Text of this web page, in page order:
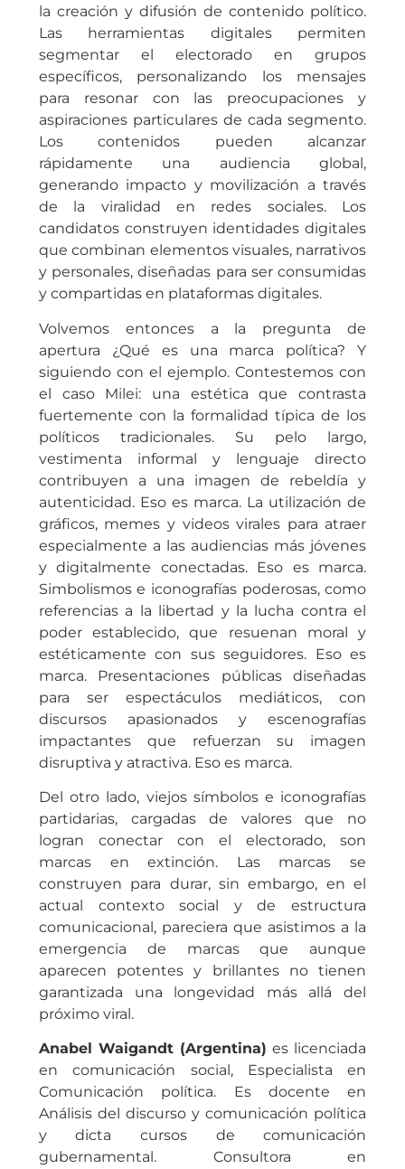
la creación y difusión de contenido político.
Las herramientas digitales permiten
segmentar el electorado en grupos
específicos, personalizando los mensajes
para resonar con las preocupaciones y
aspiraciones particulares de cada segmento.
Los contenidos pueden alcanzar
rápidamente una audiencia global,
generando impacto y movilización a través
de la viralidad en redes sociales. Los
candidatos construyen identidades digitales
que combinan elementos visuales, narrativos
y personales, diseñadas para ser consumidas
y compartidas en plataformas digitales.
Volvemos entonces a la pregunta de
apertura ¿Qué es una marca política? Y
siguiendo con el ejemplo. Contestemos con
el caso Milei: una estética que contrasta
fuertemente con la formalidad típica de los
políticos tradicionales. Su pelo largo,
vestimenta informal y lenguaje directo
contribuyen a una imagen de rebeldía y
autenticidad. Eso es marca. La utilización de
gráficos, memes y videos virales para atraer
especialmente a las audiencias más jóvenes
y digitalmente conectadas. Eso es marca.
Simbolismos e iconografías poderosas, como
referencias a la libertad y la lucha contra el
poder establecido, que resuenan moral y
estéticamente con sus seguidores. Eso es
marca. Presentaciones públicas diseñadas
para ser espectáculos mediáticos, con
discursos apasionados y escenografías
impactantes que refuerzan su imagen
disruptiva y atractiva. Eso es marca.
Del otro lado, viejos símbolos e iconografías
partidarias, cargadas de valores que no
logran conectar con el electorado, son
marcas en extinción. Las marcas se
construyen para durar, sin embargo, en el
actual contexto social y de estructura
comunicacional, pareciera que asistimos a la
emergencia de marcas que aunque
aparecen potentes y brillantes no tienen
garantizada una longevidad más allá del
próximo viral.
Anabel Waigandt (Argentina) es licenciada
en comunicación social, Especialista en
Comunicación política. Es docente en
Análisis del discurso y comunicación política
y dicta cursos de comunicación
gubernamental. Consultora en